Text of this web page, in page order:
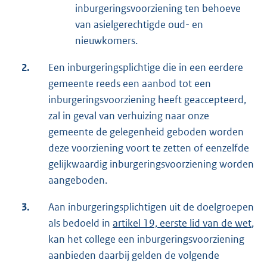
inburgeringsvoorziening ten behoeve
van asielgerechtigde oud- en
nieuwkomers.
2.
Een inburgeringsplichtige die in een eerdere
gemeente reeds een aanbod tot een
inburgeringsvoorziening heeft geaccepteerd,
zal in geval van verhuizing naar onze
gemeente de gelegenheid geboden worden
deze voorziening voort te zetten of eenzelfde
gelijkwaardig inburgeringsvoorziening worden
aangeboden.
3.
Aan inburgeringsplichtigen uit de doelgroepen
als bedoeld in artikel 19, eerste lid van de wet,
kan het college een inburgeringsvoorziening
aanbieden daarbij gelden de volgende